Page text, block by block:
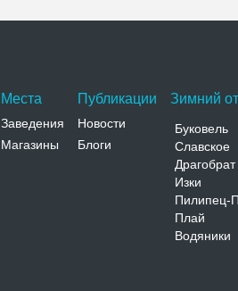
Места
Заведения
Магазины
Публикации
Новости
Блоги
Зимний
Буковель
Славское
Драгобрат
Изки
Пилипец-
Плай
Водяники